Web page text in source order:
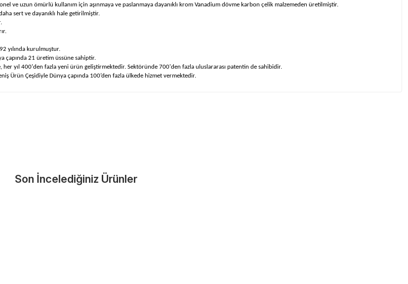
ve uzun ömürlü kullanım için aşınmaya ve paslanmaya dayanıklı krom Vanadium dövme karbon çelik malzemeden üretilmiştir.
sert ve dayanıklı hale getirilmiştir.
yılında kurulmuştur.
çapında 21 üretim üssüne sahiptir.
her yıl 400'den fazla yeni ürün geliştirmektedir. Sektöründe 700'den fazla uluslararası patentin de sahibidir.
Ürün Çeşidiyle Dünya çapında 100’den fazla ülkede hizmet vermektedir.
Güvenle Satın Alın
firma garantisi altındadır. Size en yakın servisi kolayca bulun.
Yorum Yaz
Son İncelediğiniz Ürünler